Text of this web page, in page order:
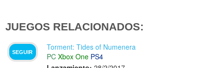
JUEGOS RELACIONADOS:
SEGUIR
Torment: Tides of Numenera
PC Xbox One PS4